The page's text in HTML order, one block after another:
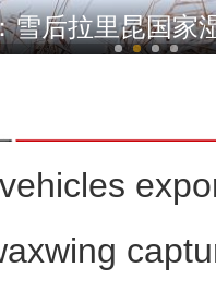
疆：手工花式汤
雪后拉里昆国家